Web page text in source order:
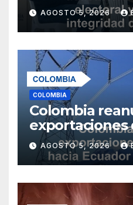
electoral y
integridad del
democrático
AGOSTO 5, 2026
COLOMBIA
Colombia
exportaciones
hacia Ecuador
conflicto
AGOSTO 5, 2026